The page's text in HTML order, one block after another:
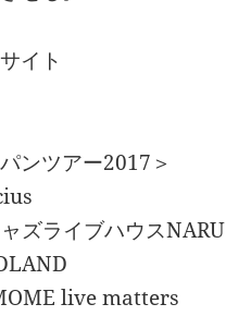
イト
ンツアー2017＞
ズライブハウスNARU
live matters